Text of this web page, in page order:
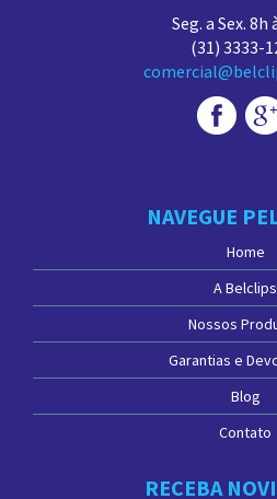
Seg. a Sex. 8h
(31) 3333-
NAVEGUE
Home
A Belclips
Nossos
Garantias e
Blog
Contato
RECEBA